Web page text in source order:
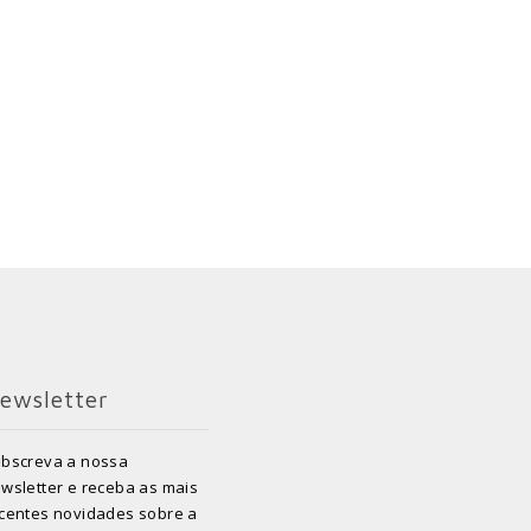
a nossa
e receba as mais
novidades sobre a